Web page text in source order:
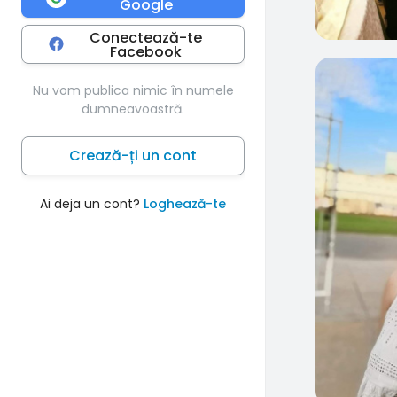
Google
Conectează-te
Facebook
Nu vom publica nimic în numele
dumneavoastră.
Crează-ți un cont
Ai deja un cont? Loghează-te